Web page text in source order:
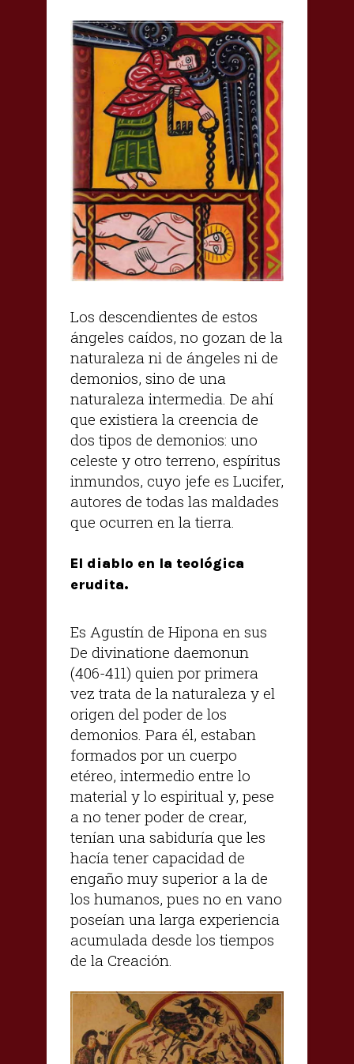
Los descendientes de estos
ángeles caídos, no gozan de la
naturaleza ni de ángeles ni de
demonios, sino de una
naturaleza intermedia. De ahí
que existiera la creencia de
dos tipos de demonios: uno
celeste y otro terreno, espíritus
inmundos, cuyo jefe es Lucifer,
autores de todas las maldades
que ocurren en la tierra.
El diablo en la teológica
erudita.
Es Agustín de Hipona en sus
De divinatione daemonun
(406-411) quien por primera
vez trata de la naturaleza y el
origen del poder de los
demonios. Para él, estaban
formados por un cuerpo
etéreo, intermedio entre lo
material y lo espiritual y, pese
a no tener poder de crear,
tenían una sabiduría que les
hacía tener capacidad de
engaño muy superior a la de
los humanos, pues no en vano
poseían una larga experiencia
acumulada desde los tiempos
de la Creación.